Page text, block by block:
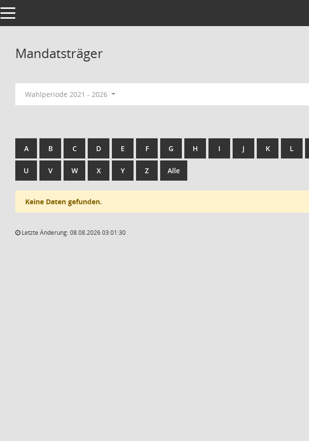
Toggle navigation
Mandatsträger
Wahlperiode 2021 - 2026
A B C D E F G H I J K L
U V W X Y Z Alle
Keine Daten gefunden.
Letzte Änderung: 08.08.2026 03:01:30